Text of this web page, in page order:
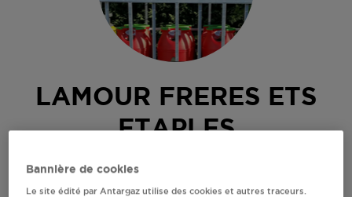
LAMOUR FRERES ETS
ETAPLES
Bannière de cookies
Le site édité par Antargaz utilise des cookies et autres traceurs.